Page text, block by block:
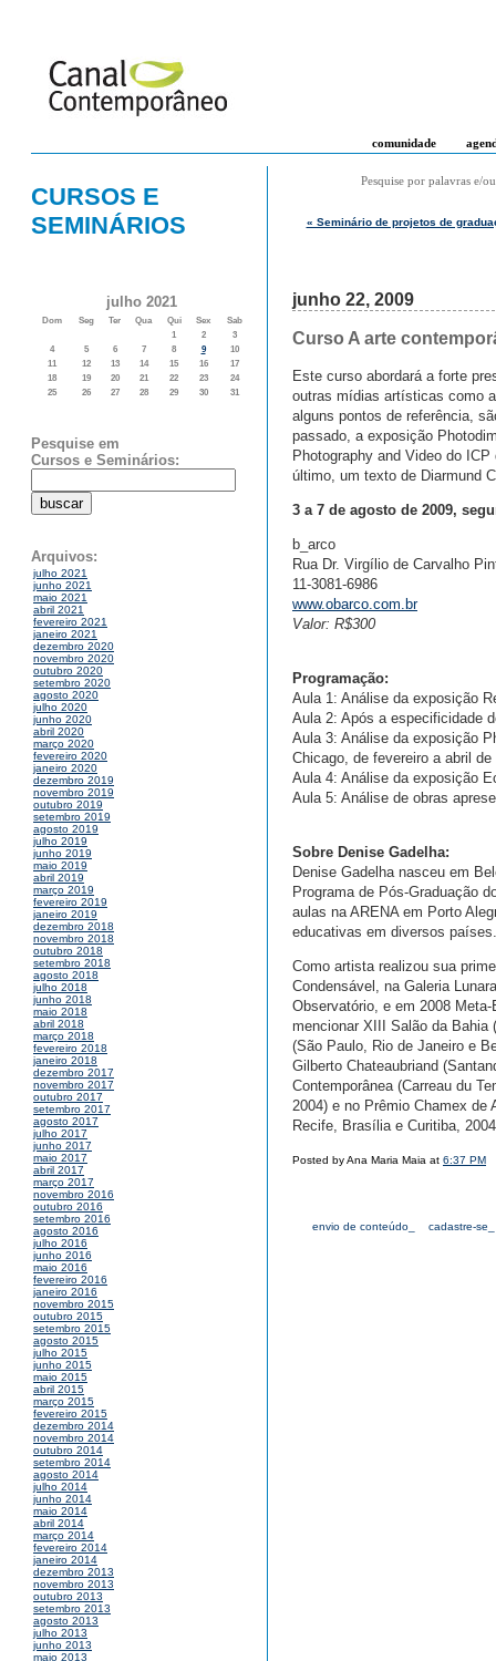
comunidade
CURSOS E
SEMINÁRIOS
julho 2021
Dom Seg Ter Qua Qui Sex
Sab
1
2
3
4
5 6 7 8 9
10
11
12 13 14 15 16
17
18
19 20 21 22 23
24
25
26 27 28 29 30 31
Pesquise em
Cursos e Seminários:
Arquivos:
julho 2021
junho 2021
maio 2021
abril 2021
fevereiro 2021
janeiro 2021
dezembro 2020
novembro 2020
outubro 2020
setembro 2020
agosto 2020
julho 2020
junho 2020
abril 2020
março 2020
fevereiro 2020
janeiro 2020
dezembro 2019
novembro 2019
outubro 2019
setembro 2019
agosto 2019
julho 2019
junho 2019
maio 2019
abril 2019
março 2019
fevereiro 2019
janeiro 2019
dezembro 2018
novembro 2018
outubro 2018
setembro 2018
agosto 2018
julho 2018
junho 2018
maio 2018
abril 2018
março 2018
fevereiro 2018
janeiro 2018
dezembro 2017
novembro 2017
outubro 2017
setembro 2017
agosto 2017
julho 2017
junho 2017
maio 2017
abril 2017
março 2017
novembro 2016
outubro 2016
setembro 2016
agosto 2016
julho 2016
junho 2016
maio 2016
fevereiro 2016
janeiro 2016
novembro 2015
outubro 2015
setembro 2015
agosto 2015
julho 2015
junho 2015
maio 2015
abril 2015
março 2015
fevereiro 2015
dezembro 2014
novembro 2014
outubro 2014
setembro 2014
agosto 2014
julho 2014
junho 2014
maio 2014
abril 2014
março 2014
fevereiro 2014
janeiro 2014
dezembro 2013
novembro 2013
outubro 2013
setembro 2013
agosto 2013
julho 2013
junho 2013
maio 2013
Pesquise por palavras e/
« Seminário de projetos de
junho 22, 2009
Curso A arte
Este curso abordará a forte
outras mídias artísticas como
alguns pontos de referência,
passado, a exposição
Photography and Video do
último, um texto de Diarmund
3 a 7 de agosto de 2009,
b_arco
Rua Dr. Virgílio de Carvalho
11-3081-6986
www.obarco.com.br
Valor: R$300
Programação:
Aula 1: Análise da exposição
Aula 2: Após a especificidade
Aula 3: Análise da exposição
Chicago, de fevereiro a abril de
Aula 4: Análise da exposição
Aula 5: Análise de obras
Sobre Denise Gadelha:
Denise Gadelha nasceu em
Programa de Pós-Graduação
aulas na ARENA em Porto
educativas em diversos países.
Como artista realizou sua
Condensável, na Galeria
Observatório, e em 2008
mencionar XIII Salão da Bahia
(São Paulo, Rio de Janeiro e
Gilberto Chateaubriand
Contemporânea (Carreau du
2004) e no Prêmio Chamex de
Recife, Brasília e Curitiba,
Posted by Ana Maria Maia at 6:37 PM
envio de conteúdo_ cadastre-se_